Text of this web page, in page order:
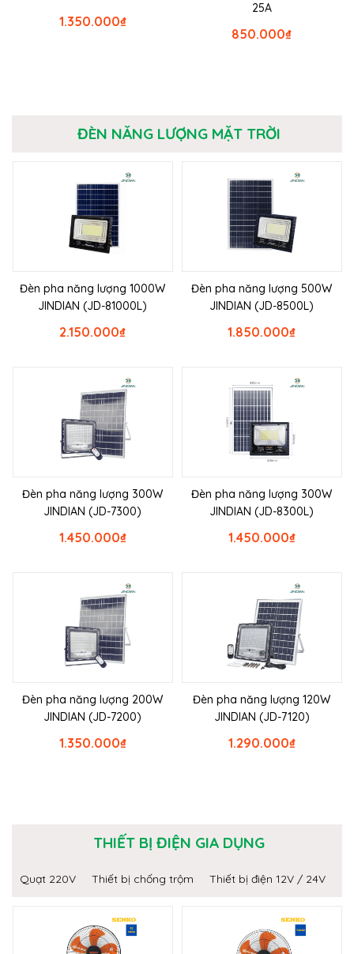
₫
1.350.000
25A
₫
850.000
ĐÈN NĂNG LƯỢNG MẶT TRỜI
Đèn pha năng lượng 1000W
JINDIAN (JD-81000L)
₫
2.150.000
Đèn pha năng lượng 500W
JINDIAN (JD-8500L)
₫
1.850.000
Đèn pha năng lượng 300W
JINDIAN (JD-7300)
₫
1.450.000
Đèn pha năng lượng 300W
JINDIAN (JD-8300L)
₫
1.450.000
Đèn pha năng lượng 200W
JINDIAN (JD-7200)
₫
1.350.000
Đèn pha năng lượng 120W
JINDIAN (JD-7120)
₫
1.290.000
THIẾT BỊ ĐIỆN GIA DỤNG
Quạt 220V Thiết bị chống trộm Thiết bị điện 12V / 24V